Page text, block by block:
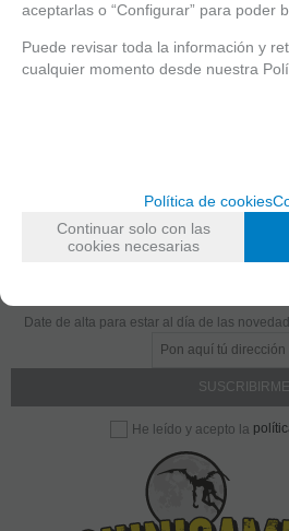
Solicitar más info
Date de alta para estar al día de las
He leído y acepto la
aceptarlas o “Configurar” para poder
Puede revisar toda la información y
cualquier momento desde nuestra
Política de cookies
Continuar solo con las
cookies necesarias